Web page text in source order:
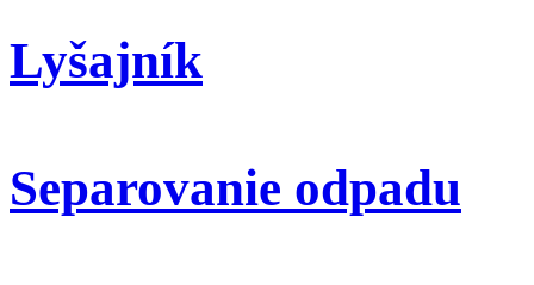
Lyšajník
Separovanie odpadu